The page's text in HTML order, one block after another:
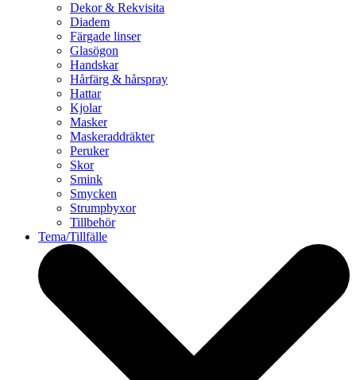
Dekor & Rekvisita
Diadem
Färgade linser
Glasögon
Handskar
Hårfärg & hårspray
Hattar
Kjolar
Masker
Maskeraddräkter
Peruker
Skor
Smink
Smycken
Strumpbyxor
Tillbehör
Tema/Tillfälle